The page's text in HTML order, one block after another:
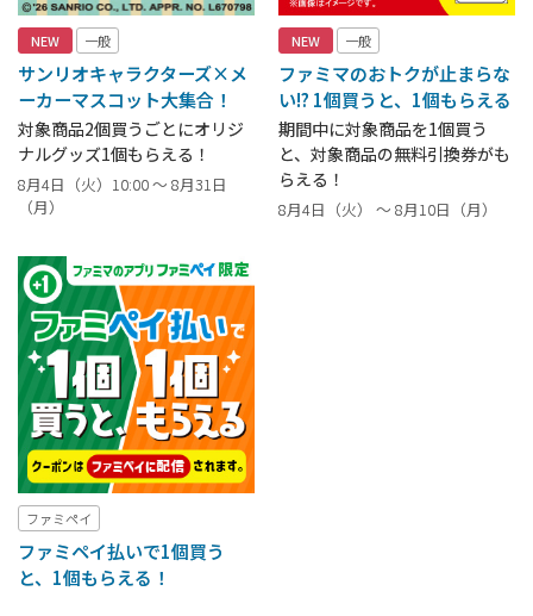
NEW 一般
サンリオキャラクターズ×メ
ーカーマスコット大集合！
対象商品2個買うごとにオリジ
ナルグッズ1個もらえる！
8月4日（火）10:00 ～ 8月31日
（月）
NEW 一般
ファミマのおトクが止まらな
い!? 1個買うと、1個もらえる
期間中に対象商品を1個買う
と、対象商品の無料引換券がも
らえる！
8月4日（火） ～ 8月10日（月）
ファミペイ
ファミペイ払いで1個買う
と、1個もらえる！